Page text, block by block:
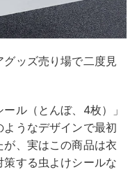
ッズ売り場で二度見
ル（とんぼ、4枚）」
うなデザインで最初
、実はこの商品は衣
する虫よけシールな